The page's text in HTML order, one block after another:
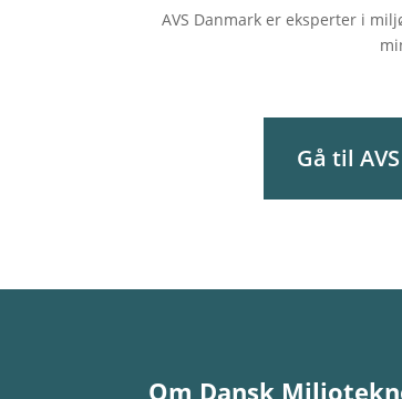
AVS Danmark er eksperter i
Gå til
Om Dansk